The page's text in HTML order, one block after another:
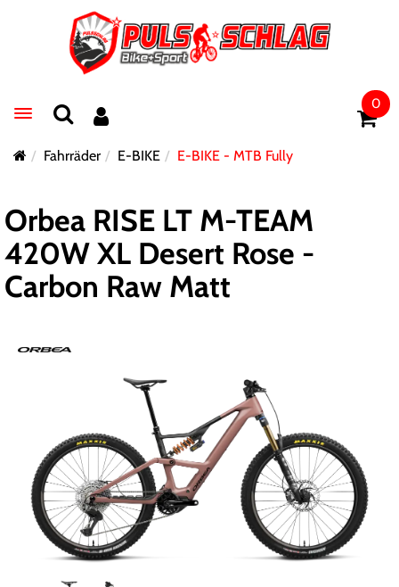
Toggle navigation
0
Fahrräder E-BIKE E-BIKE - MTB Fully
Orbea RISE LT M-TEAM
420W XL Desert Rose -
Carbon Raw Matt